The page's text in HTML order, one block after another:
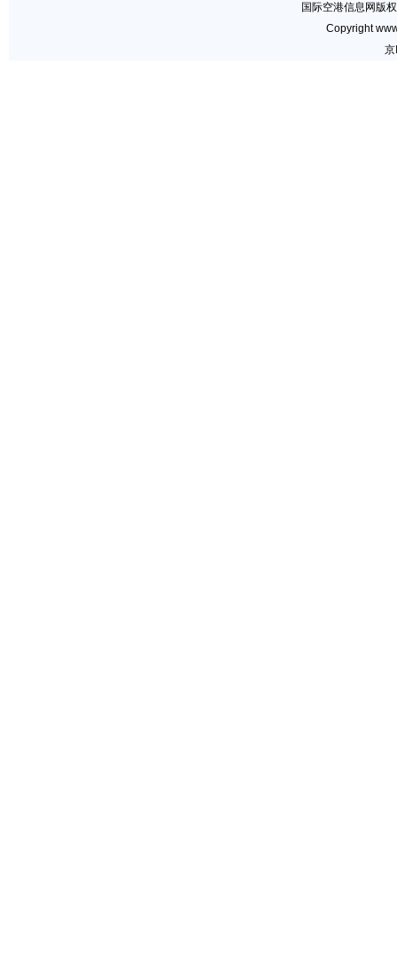
国际空港信息网版
Copyright